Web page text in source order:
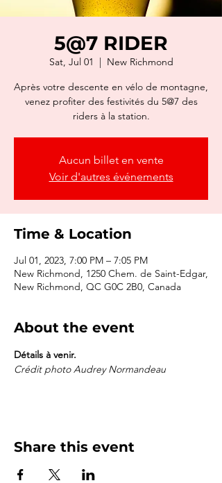
5@7 RIDER
Sat, Jul 01
  |
New Richmond
Après votre descente en vélo de montagne,
venez profiter des festivités du 5@7 des
riders à la station.
Aucun billet en vente
Voir d'autres événements
Time & Location
Jul 01, 2023, 7:00 PM – 7:05 PM
New Richmond, 1250 Chem. de Saint-Edgar,
New Richmond, QC G0C 2B0, Canada
About the event
Détails à venir.
Crédit photo Audrey Normandeau
Share this event